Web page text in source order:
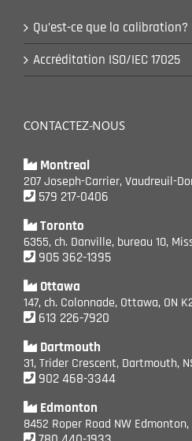
Qu’est-ce que la calibration?
Accréditation ISO/IEC 17025
CONTACTEZ-NOUS
Montreal
207 Joseph-Carrier, Vaudreuil-
579 217-0406
Toronto
6355, ch. Danville, bureau 10,
905 362-1395
Ottawa
147, ch. Colonnade, Ottawa, ON
613 226-7920
Dartmouth
31, Trider Crescent, Dartmouth,
902 468-3344
Edmonton
8452 Roper Road NW Edmonton,